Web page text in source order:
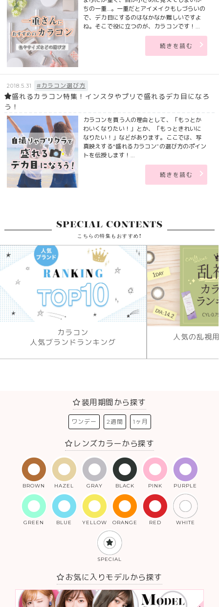
ちの一重…。一重だとアイメイクもしづらいの
で、デカ目にするのはなかなか難しいですよ
ね。そこで役に立つのが、カラコンです！...
続きを読む
2018.5.31 #カラコン選び方
盛れるカラコン特集！インスタやプリで盛れるデカ目になろ
う！
カラコンを買う人の理由として、「もっとか
わいくなりたい！」とか、「もっときれいに
なりたい！」などがあります。ここでは、写
真映えする“盛れるカラコン”の選び方のポイン
トを伝授します！...
続きを読む
SPECIAL CONTENTS
こちらの特集もおすすめ!
カラコン
人気ブランドランキング
人気の乱視
装用期間から探す
ワンデー 2週間 1ヶ月
レンズカラーから探す
BROWN HAZEL GRAY BLACK PINK PURPLE
GREEN BLUE YELLOW ORANGE RED WHITE
SPECIAL
お気に入りモデルから探す